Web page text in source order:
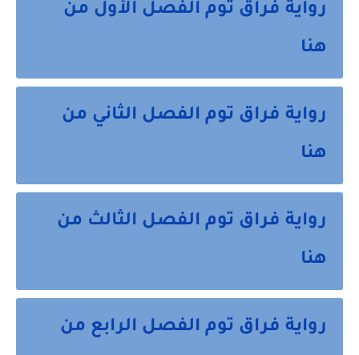
رواية فراق توم الفصل الأول من
هنا
رواية فراق توم الفصل الثاني من
هنا
رواية فراق توم الفصل الثالث من
هنا
رواية فراق توم الفصل الرابع من